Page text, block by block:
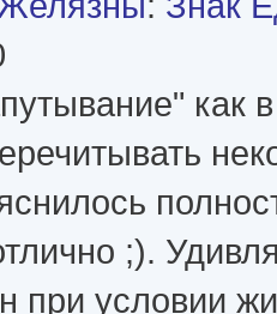
как
;).
при условии